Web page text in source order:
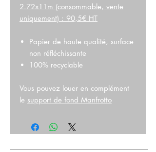
2.72x11m (consommable, vente
uniquement) : 90,5€ HT
Papier de haute qualité, surface
non réfléchissante
100% recyclable
Vous pouvez louer en complément
le support de fond Manfrotto